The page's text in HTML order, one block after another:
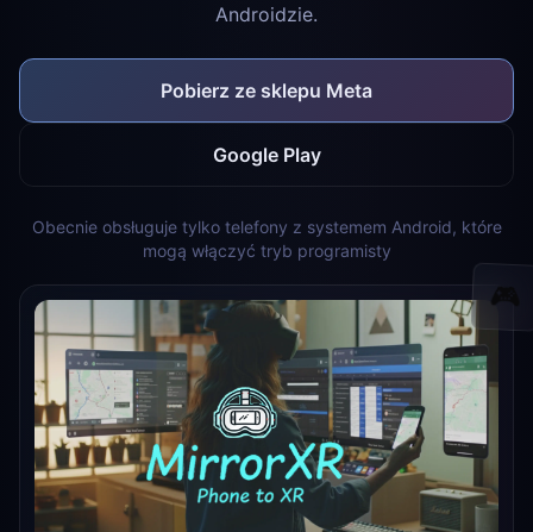
Androidzie.
Pobierz ze sklepu Meta
Google Play
Obecnie obsługuje tylko telefony z systemem Android, które
mogą włączyć tryb programisty
🎮